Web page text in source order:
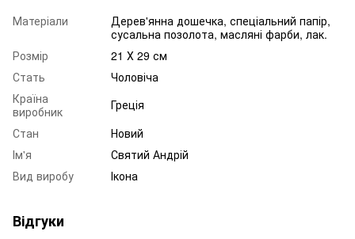
Матеріали
Дерев'янна дошечка, спеціальний папір,
сусальна позолота, масляні фарби, лак.
Розмір
21 Х 29 см
Стать
Чоловіча
Країна
виробник
Греція
Стан
Новий
Ім'я
Святий Андрій
Вид виробу
Ікона
Відгуки